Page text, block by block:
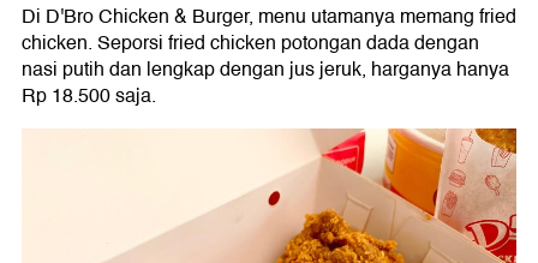
Di D'Bro Chicken & Burger, menu utamanya memang fried
chicken. Seporsi fried chicken potongan dada dengan
nasi putih dan lengkap dengan jus jeruk, harganya hanya
Rp 18.500 saja.